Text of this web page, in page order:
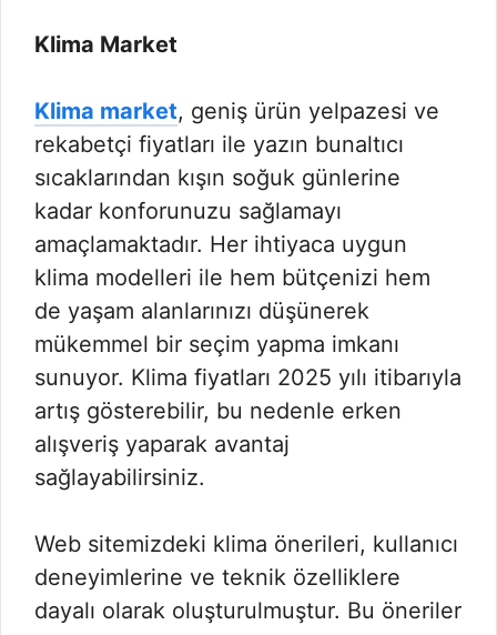
Klima Market
Klima market, geniş ürün yelpazesi ve
rekabetçi fiyatları ile yazın bunaltıcı
sıcaklarından kışın soğuk günlerine
kadar konforunuzu sağlamayı
amaçlamaktadır. Her ihtiyaca uygun
klima modelleri ile hem bütçenizi hem
de yaşam alanlarınızı düşünerek
mükemmel bir seçim yapma imkanı
sunuyor. Klima fiyatları 2025 yılı itibarıyla
artış gösterebilir, bu nedenle erken
alışveriş yaparak avantaj
sağlayabilirsiniz.
Web sitemizdeki klima önerileri, kullanıcı
deneyimlerine ve teknik özelliklere
dayalı olarak oluşturulmuştur. Bu öneriler